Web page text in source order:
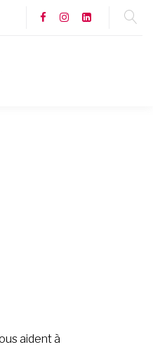
aident à